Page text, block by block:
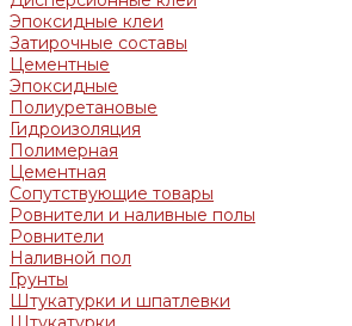
Эпоксидные клеи
Затирочные составы
Цементные
Эпоксидные
Полиуретановые
Гидроизоляция
Полимерная
Цементная
Сопутствующие товары
Ровнители и наливные полы
Ровнители
Наливной пол
Грунты
Штукатурки и шпатлевки